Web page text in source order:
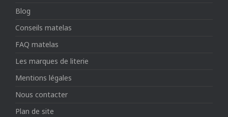
Blog
Conseils matelas
FAQ matelas
Les marques de literie
Mentions légales
Nous contacter
Plan de site